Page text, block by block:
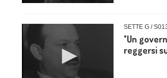
SETTE G /
"Un
reggersi